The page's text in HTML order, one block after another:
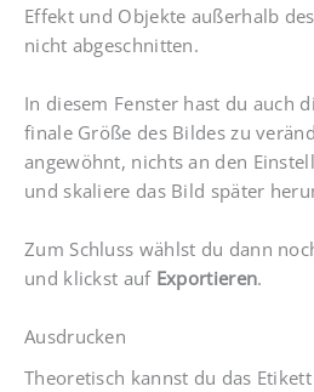
Effekt und Objekte außerhalb
nicht abgeschnitten.
In diesem Fenster hast du auch
finale Größe des Bildes zu
angewöhnt, nichts an den
und skaliere das Bild später
Zum Schluss wählst du dann
und klickst auf Exportieren.
Ausdrucken
Theoretisch kannst du das